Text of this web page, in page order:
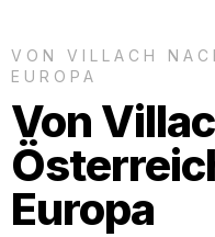
VON VILLACH
EUROPA
Von
Europa